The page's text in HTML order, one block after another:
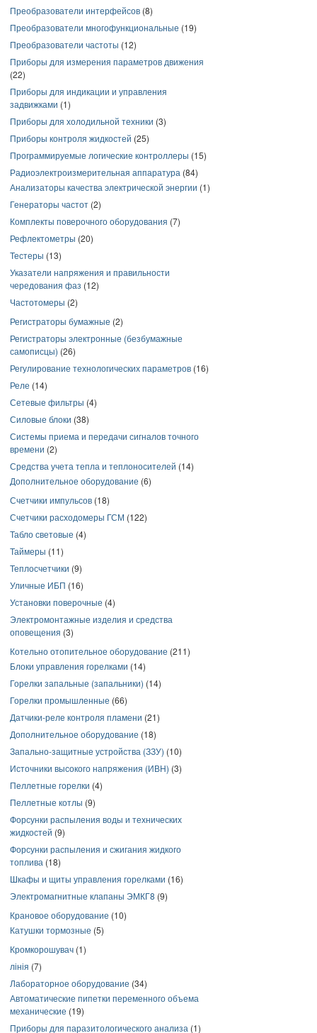
Преобразователи интерфейсов (8)
Преобразователи многофункциональные (19)
Преобразователи частоты (12)
Приборы для измерения параметров движения
(22)
Приборы для индикации и управления
задвижками (1)
Приборы для холодильной техники (3)
Приборы контроля жидкостей (25)
Программируемые логические контроллеры (15)
Радиоэлектроизмерительная аппаратура (84)
Анализаторы качества электрической энергии (1)
Генераторы частот (2)
Комплекты поверочного оборудования (7)
Рефлектометры (20)
Тестеры (13)
Указатели напряжения и правильности
чередования фаз (12)
Частотомеры (2)
Регистраторы бумажные (2)
Регистраторы электронные (безбумажные
самописцы) (26)
Регулирование технологических параметров (16)
Реле (14)
Сетевые фильтры (4)
Силовые блоки (38)
Системы приема и передачи сигналов точного
времени (2)
Средства учета тепла и теплоносителей (14)
Дополнительное оборудование (6)
Счетчики импульсов (18)
Счетчики расходомеры ГСМ (122)
Табло световые (4)
Таймеры (11)
Теплосчетчики (9)
Уличные ИБП (16)
Установки поверочные (4)
Электромонтажные изделия и средства
оповещения (3)
Котельно отопительное оборудование (211)
Блоки управления горелками (14)
Горелки запальные (запальники) (14)
Горелки промышленные (66)
Датчики-реле контроля пламени (21)
Дополнительное оборудование (18)
Запально-защитные устройства (ЗЗУ) (10)
Источники высокого напряжения (ИВН) (3)
Пеллетные горелки (4)
Пеллетные котлы (9)
Форсунки распыления воды и технических
жидкостей (9)
Форсунки распыления и сжигания жидкого
топлива (18)
Шкафы и щиты управления горелками (16)
Электромагнитные клапаны ЭМКГ8 (9)
Крановое оборудование (10)
Катушки тормозные (5)
Кромкорошувач (1)
лінія (7)
Лабораторное оборудование (34)
Автоматические пипетки переменного объема
механические (19)
Приборы для паразитологического анализа (1)